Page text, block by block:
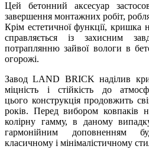
Цей бетонний аксесуар
завершення монтажних робіт,
Крім естетичної функції, кришка
справляється із захисним
потраплянню зайвої вологи в
огорожі.
Завод LAND BRICK наділив
міцність і стійкість до
цього конструкція продовжить
років. Перед вибором ковпаків
колірну гамму, в даному
гармонійним доповненням
класичному і мінімалістичному